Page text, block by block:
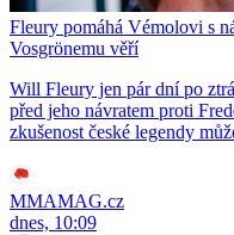
Fleury pomáhá Vémolovi s
Vosgrönemu věří
Will Fleury jen pár dní po
před jeho návratem proti
zkušenost české legendy
MMAMAG.cz
dnes, 10:09